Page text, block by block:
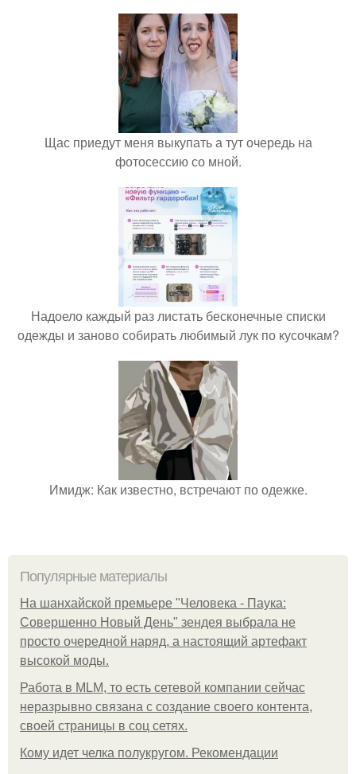
Щас приедут меня выкупать а тут очередь на
фотосессию со мной.
Надоело каждый раз листать бесконечные списки
одежды и заново собирать любимый лук по кусочкам?
Имидж: Как известно, встречают по одежке.
Популярные материалы
На шанхайской премьере "Человека - Паука:
Совершенно Новый День" зендея выбрала не
просто очередной наряд, а настоящий артефакт
высокой моды.
Работа в MLM, то есть сетевой компании сейчас
неразрывно связана с создание своего контента,
своей страницы в соц сетях.
Кому идет челка полукругом. Рекомендации